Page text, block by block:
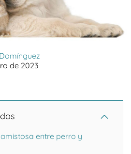
de 2023
entre perro y